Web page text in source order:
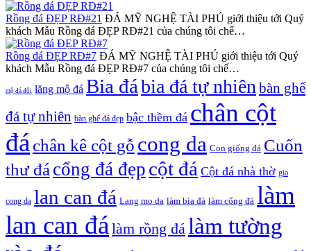
Rồng đá ĐẸP RĐ#21 ĐÁ MỸ NGHỆ TÀI PHÚ giới thiệu tới Quý
khách Mẫu Rồng đá ĐẸP RĐ#21 của chúng tôi chế…
Rồng đá ĐẸP RĐ#7 ĐÁ MỸ NGHỆ TÀI PHÚ giới thiệu tới Quý
khách Mẫu Rồng đá ĐẸP RĐ#7 của chúng tôi chế…
mộ đá đôi lăng mộ đá Bia đábia đá tự nhiên bàn ghế
đá tự nhiên bàn ghế đá đẹp bậc thềm đá chân cột
đá chân kê cột gỗ cong da Con giống đá Cuốn
thư đá cổng đá đẹp cột đá Cột đá nhà thờ gia
cong da lan can đá Lang mo da làm bia đá làm cổng đá làm
lan can đá làm rồng đá làm tường